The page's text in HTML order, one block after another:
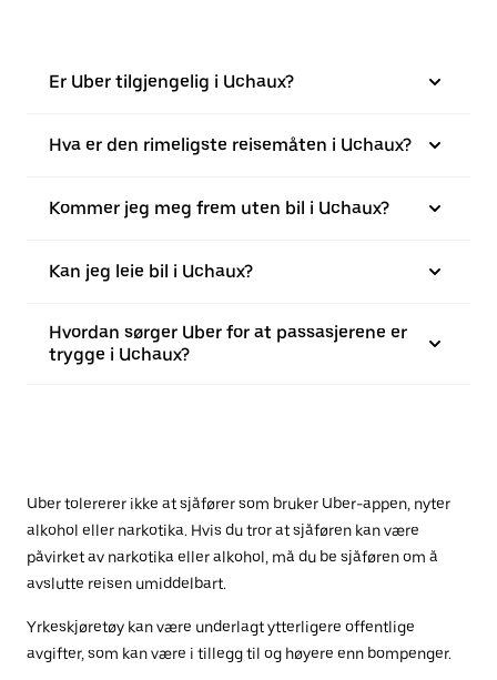
Er Uber tilgjengelig i Uchaux?
Hva er den rimeligste reisemåten i Uchaux?
Kommer jeg meg frem uten bil i Uchaux?
Kan jeg leie bil i Uchaux?
Hvordan sørger Uber for at passasjerene er
trygge i Uchaux?
Uber tolererer ikke at sjåfører som bruker Uber-appen, nyter
alkohol eller narkotika. Hvis du tror at sjåføren kan være
påvirket av narkotika eller alkohol, må du be sjåføren om å
avslutte reisen umiddelbart.
Yrkeskjøretøy kan være underlagt ytterligere offentlige
avgifter, som kan være i tillegg til og høyere enn bompenger.